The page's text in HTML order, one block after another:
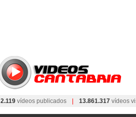
2.119 vídeos publicados 13.861.317 vídeos